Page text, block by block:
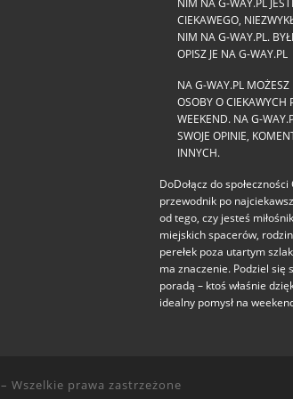
NIM NA G-WAY.PL
CIEKAWEGO,
NIM NA G-WAY.PL.
OPISZ JE NA G-WAY.PL
NA G-WAY.PL
OSOBY O CIEKAWYCH
WEEKEND. NA G-
SWOJE OPINIE,
INNYCH.
DoDołącz do
przewodnik po
od tego, czy jesteś
miejskich spacerów,
perełek poza utartym
ma znaczenie. Podziel się
poradą – ktoś właśnie
idealny pomysł na
– Wszelkie prawa zastrzeżone